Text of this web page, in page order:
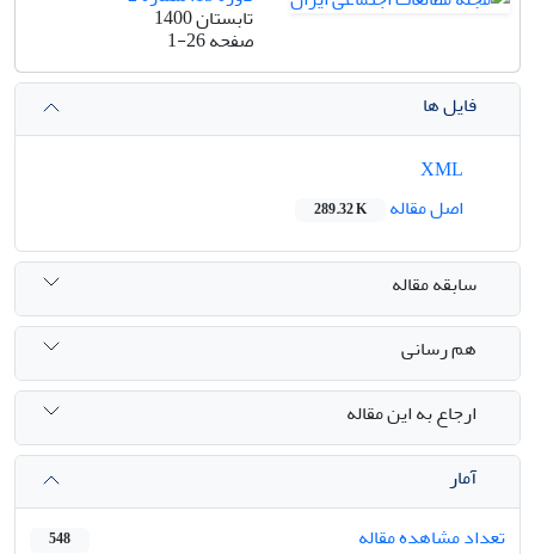
تابستان 1400
صفحه1-26
فایل ها
اصل مقاله
289.32 K
سابقه مقاله
هم رسانی
ارجاع به این مقاله
آمار
تعداد مشاهده مقاله
548